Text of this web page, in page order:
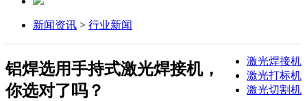
新闻资讯 > 行业新闻
激光焊接机
激光打标机
激光切割机
铝焊选用手持式激光焊接机，
你选对了吗？